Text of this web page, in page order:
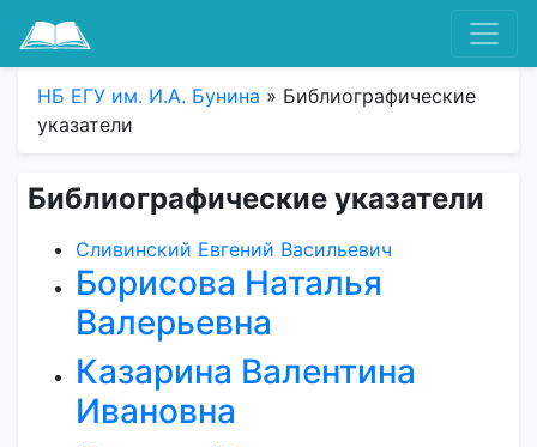
НБ ЕГУ им. И.А. Бунина » Библиографические
указатели
Библиографические указатели
Сливинский Евгений Васильевич
Борисова Наталья
Валерьевна
Казарина Валентина
Ивановна